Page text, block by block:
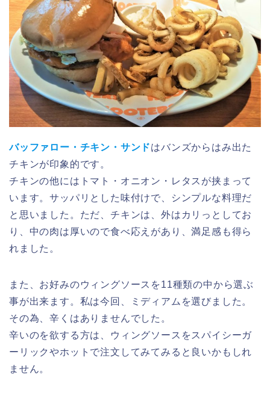
バッファロー・チキン・サンドはバンズからはみ出た
チキンが印象的です。
チキンの他にはトマト・オニオン・レタスが挟まって
います。サッパリとした味付けで、シンプルな料理だ
と思いました。ただ、チキンは、外はカリっとしてお
り、中の肉は厚いので食べ応えがあり、満足感も得ら
れました。
また、お好みのウィングソースを11種類の中から選ぶ
事が出来ます。私は今回、ミディアムを選びました。
その為、辛くはありませんでした。
辛いのを欲する方は、ウィングソースをスパイシーガ
ーリックやホットで注文してみてみると良いかもしれ
ません。